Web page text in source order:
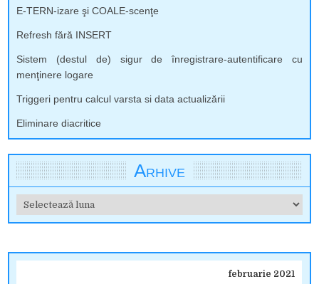
E-TERN-izare şi COALE-scenţe
Refresh fără INSERT
Sistem (destul de) sigur de înregistrare-autentificare cu
menţinere logare
Triggeri pentru calcul varsta si data actualizării
Eliminare diacritice
Arhive
Arhive
februarie 2021